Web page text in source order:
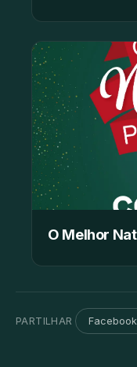
O Melhor
PARTILHAR Facebook